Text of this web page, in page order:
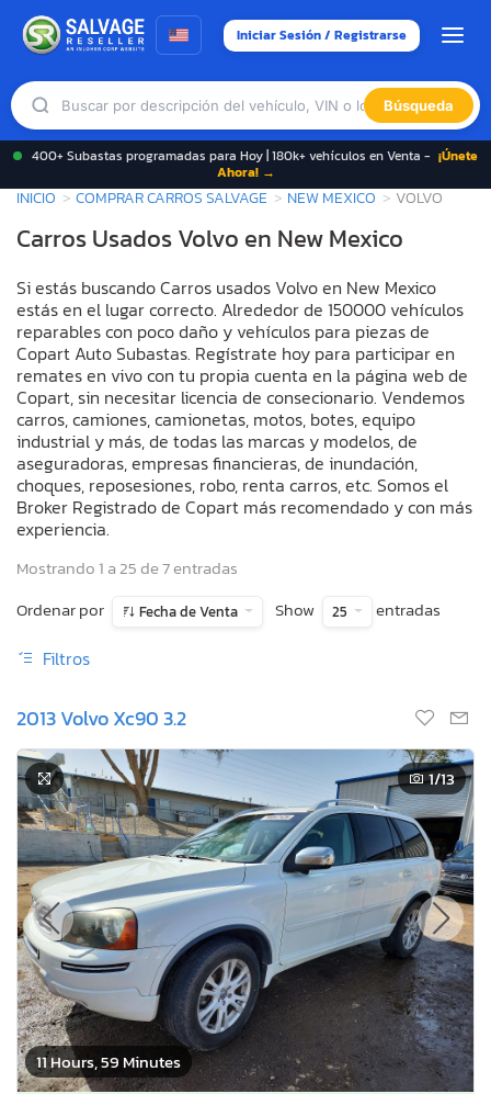
Iniciar Sesión / Registrarse
Búsqueda
400+ Subastas programadas para Hoy | 180k+ vehículos en Venta - ¡Únete
Ahora! →
INICIO COMPRAR CARROS SALVAGE NEW MEXICO VOLVO
Carros Usados Volvo en New Mexico
Si estás buscando Carros usados Volvo en New Mexico
estás en el lugar correcto. Alrededor de 150000 vehículos
reparables con poco daño y vehículos para piezas de
Copart Auto Subastas. Regístrate hoy para participar en
remates en vivo con tu propia cuenta en la página web de
Copart, sin necesitar licencia de consecionario. Vendemos
carros, camiones, camionetas, motos, botes, equipo
industrial y más, de todas las marcas y modelos, de
aseguradoras, empresas financieras, de inundación,
choques, reposesiones, robo, renta carros, etc. Somos el
Broker Registrado de Copart más recomendado y con más
experiencia.
Mostrando 1 a 25 de 7 entradas
Ordenar por
Fecha de Venta Show 25 entradas
Filtros
2013 Volvo Xc90 3.2
11 Hours, 59 Minutes
1/13